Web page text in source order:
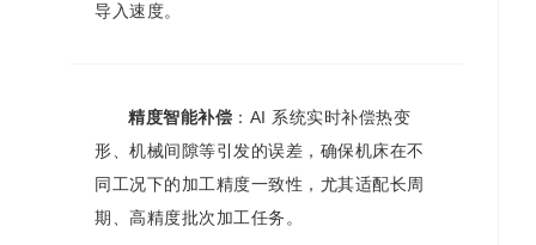
导入速度。
精度智能补偿 ：AI 系统实时补偿热变
形、机械间隙等引发的误差，确保机床在不
同工况下的加工精度一致性，尤其适配长周
期、高精度批次加工任务。